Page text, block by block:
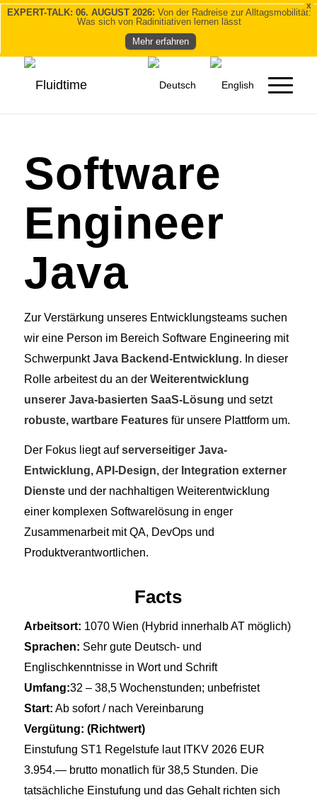
X
EXPERT-TALK: 06. AUGUST 2026: Von der Radreise zur Alltagsmobilität:
Was sich von Radinitiativen lernen lässt
Mehr erfahren
Software
Engineer
Java
Zur Verstärkung unseres Entwicklungsteams suchen
wir eine Person im Bereich Software Engineering mit
SchwerpunktJava Backend-Entwicklung. In dieser
Rolle arbeitest du an der Weiterentwicklung
unserer Java-basierten SaaS-Lösung und setzt
robuste, wartbare Featuresfür unsere Plattform um.
Der Fokus liegt aufserverseitiger Java-
Entwicklung, API-Design, der Integration externer
Diensteund der nachhaltigen Weiterentwicklung
einer komplexen Softwarelösung in enger
Zusammenarbeit mit QA, DevOps und
Produktverantwortlichen.
Facts
Arbeitsort: 1070 Wien (Hybrid innerhalb AT möglich)
Sprachen: Sehr gute Deutsch- und
Englischkenntnisse in Wort und Schrift
Umfang:32 – 38,5 Wochenstunden; unbefristet
Start: Ab sofort / nach Vereinbarung
Vergütung: (Richtwert)
Einstufung ST1 Regelstufe laut ITKV 2026 EUR
3.954.— brutto monatlich für 38,5 Stunden. Die
tatsächliche Einstufung und das Gehalt richten sich